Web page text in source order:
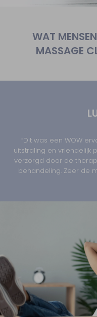
WAT
MASSAGE
“Dit was een WOW
uitstraling en vriendelijk
verzorgd door de
behandeling. Zeer de